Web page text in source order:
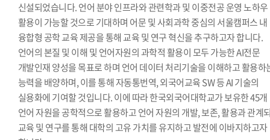
신설되었습니다. 언어 분야 인프라와 관련학과 및 이중전공 운영 노하우
활용이 가능할 것으로 기대하며 어문 및 사회과학 중심의 서울캠퍼스 내
융합형 공학 교육 제공을 통해 교육 및 연구 혁신을 추구하고자 합니다.
언어의 본질 및 이해 및 언어자원의 과학적 활용이 모두 가능한 AI전문
개발인재 양성을 목표로 하며 언어 데이터 처리기술을 이해하고 활용하
능력을 배양하며, 이를 통해 자동통번역, 외국어교육 SW 등 AI 기술의
실용화에 기여할 것입니다. 이에 따라 한국외국어대학교가 보유한 45개
언어 자원을 공학적으로 활용하고 언어 자원의 개발, 보존, 활용과 관계
교육 및 연구를 통해 대학의 고유 가치를 유지하고 발전에 이바지하고자